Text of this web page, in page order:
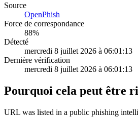
Source
OpenPhish
Force de correspondance
88%
Détecté
mercredi 8 juillet 2026 à 06:01:13
Dernière vérification
mercredi 8 juillet 2026 à 06:01:13
Pourquoi cela peut être
URL was listed in a public phishing